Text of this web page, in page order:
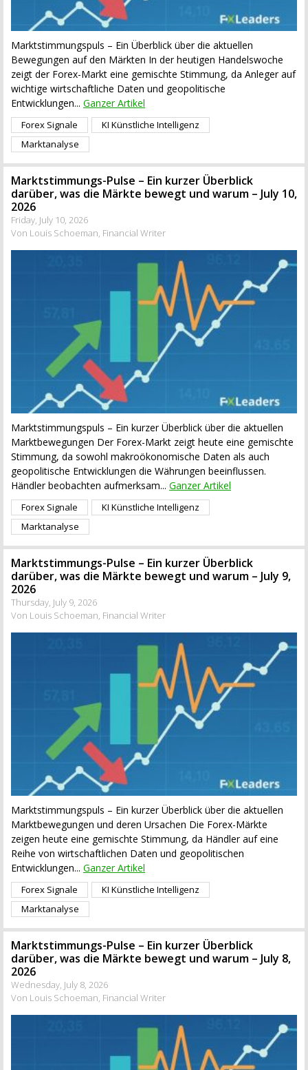
Marktstimmungspuls – Ein Überblick über die aktuellen
Bewegungen auf den Märkten In der heutigen Handelswoche
zeigt der Forex-Markt eine gemischte Stimmung, da Anleger auf
wichtige wirtschaftliche Daten und geopolitische
Entwicklungen... Ganzer Artikel
Forex Signale
KI Künstliche Intelligenz
Marktanalyse
Marktstimmungs-Pulse – Ein kurzer Überblick
darüber, was die Märkte bewegt und warum – July 10,
2026
Friday, July 10, 2026
Von Louis Schoeman, Financial Writer
Marktstimmungspuls – Ein kurzer Überblick über die aktuellen
Marktbewegungen Der Forex-Markt zeigt heute eine gemischte
Stimmung, da sowohl makroökonomische Daten als auch
geopolitische Entwicklungen die Währungen beeinflussen.
Händler beobachten aufmerksam... Ganzer Artikel
Forex Signale
KI Künstliche Intelligenz
Marktanalyse
Marktstimmungs-Pulse – Ein kurzer Überblick
darüber, was die Märkte bewegt und warum – July 9,
2026
Thursday, July 9, 2026
Von Louis Schoeman, Financial Writer
Marktstimmungspuls – Ein kurzer Überblick über die aktuellen
Marktbewegungen und deren Ursachen Die Forex-Märkte
zeigen heute eine gemischte Stimmung, da Händler auf eine
Reihe von wirtschaftlichen Daten und geopolitischen
Entwicklungen... Ganzer Artikel
Forex Signale
KI Künstliche Intelligenz
Marktanalyse
Marktstimmungs-Pulse – Ein kurzer Überblick
darüber, was die Märkte bewegt und warum – July 8,
2026
Wednesday, July 8, 2026
Von Louis Schoeman, Financial Writer